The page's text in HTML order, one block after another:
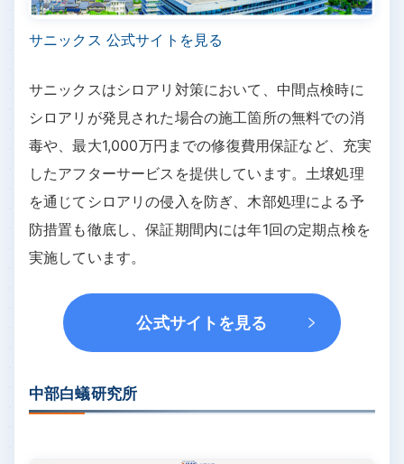
サニックス 公式サイトを見る
サニックスはシロアリ対策において、中間点検時に
シロアリが発見された場合の施工箇所の無料での消
毒や、最大1,000万円までの修復費用保証など、充実
したアフターサービスを提供しています。土壌処理
を通じてシロアリの侵入を防ぎ、木部処理による予
防措置も徹底し、保証期間内には年1回の定期点検を
実施しています。
公式サイトを見る
中部白蟻研究所